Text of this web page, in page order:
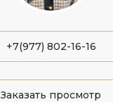
+7(977) 802-16-16
Заказать просмотр